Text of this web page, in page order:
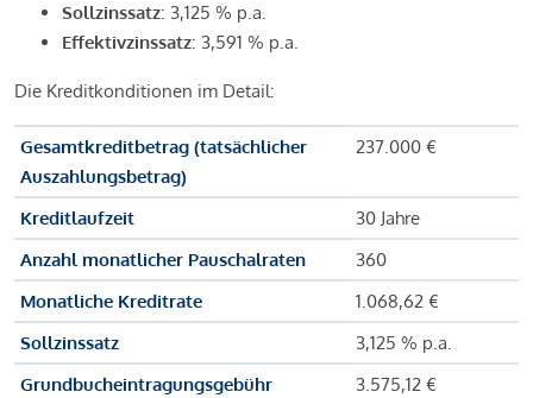
Sollzinssatz: 3,125 % p.a.
Effektivzinssatz: 3,591 % p.a.
Die Kreditkonditionen im Detail:
Gesamtkreditbetrag (tatsächlicher
Auszahlungsbetrag)
237.000 €
Kreditlaufzeit
30 Jahre
Anzahl monatlicher Pauschalraten
360
Monatliche Kreditrate
1.068,62 €
Sollzinssatz
3,125 % p.a.
Grundbucheintragungsgebühr
3.575,12 €